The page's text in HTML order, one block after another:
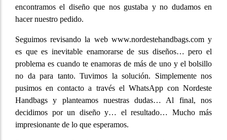
encontramos el diseño que nos gustaba y no dudamos en
hacer nuestro pedido.
Seguimos revisando la web www.nordestehandbags.com y
es que es inevitable enamorarse de sus diseños… pero el
problema es cuando te enamoras de más de uno y el bolsillo
no da para tanto. Tuvimos la solución. Simplemente nos
pusimos en contacto a través el WhatsApp con Nordeste
Handbags y planteamos nuestras dudas… Al final, nos
decidimos por un diseño y… el resultado… Mucho más
impresionante de lo que esperamos.